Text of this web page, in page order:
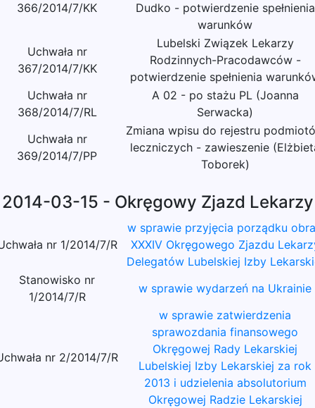
366/2014/7/KK
Dudko - potwierdzenie spełnienia
warunków
Uchwała nr
367/2014/7/KK
Lubelski Związek Lekarzy
Rodzinnych-Pracodawców -
potwierdzenie spełnienia
Uchwała nr
368/2014/7/RL
A 02 - po stażu PL (Joanna
Serwacka)
Uchwała nr
369/2014/7/PP
Zmiana wpisu do rejestru
leczniczych - zawieszenie
Toborek)
2014-03-15 - Okręgowy Zjazd Lekarzy
nr 1/2014/7/R
w sprawie przyjęcia porządku
XXXIV Okręgowego Zjazdu
Delegatów Lubelskiej Izby
Stanowisko nr
1/2014/7/R
w sprawie wydarzeń na Ukrainie
nr 2/2014/7/R
w sprawie zatwierdzenia
sprawozdania finansowego
Okręgowej Rady Lekarskiej
Lubelskiej Izby Lekarskiej za rok
2013 i udzielenia absolutorium
Okręgowej Radzie Lekarskiej